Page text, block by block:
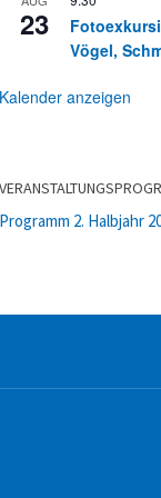
23
Vögel,
Kalender anzeigen
Programm 2. Halbjahr